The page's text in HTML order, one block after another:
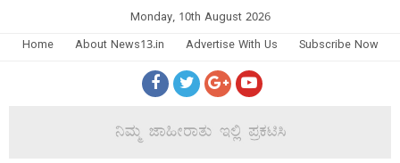
Monday, 10th August 2026
Home
About News13.in Advertise With Us Subscribe Now